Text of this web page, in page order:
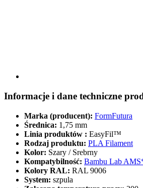
Informacje i dane techniczne
Marka (producent): FormFutura
Średnica: 1,75 mm
Linia produktów : EasyFil™
Rodzaj produktu: PLA Filament
Kolor: Szary / Srebrny
Kompatybilność: Bambu Lab
Kolory RAL: RAL 9006
System: szpula